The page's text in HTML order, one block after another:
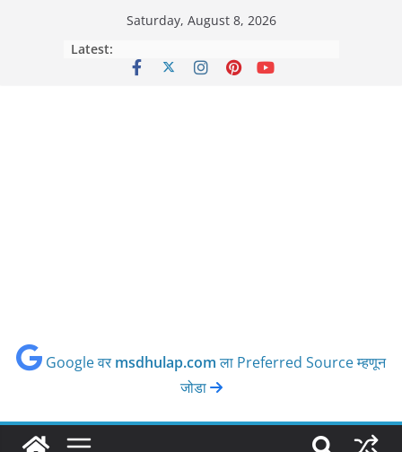
Saturday, August 8, 2026
Latest:
Google वर msdhulap.comला Preferred Source म्हणून
जोडा